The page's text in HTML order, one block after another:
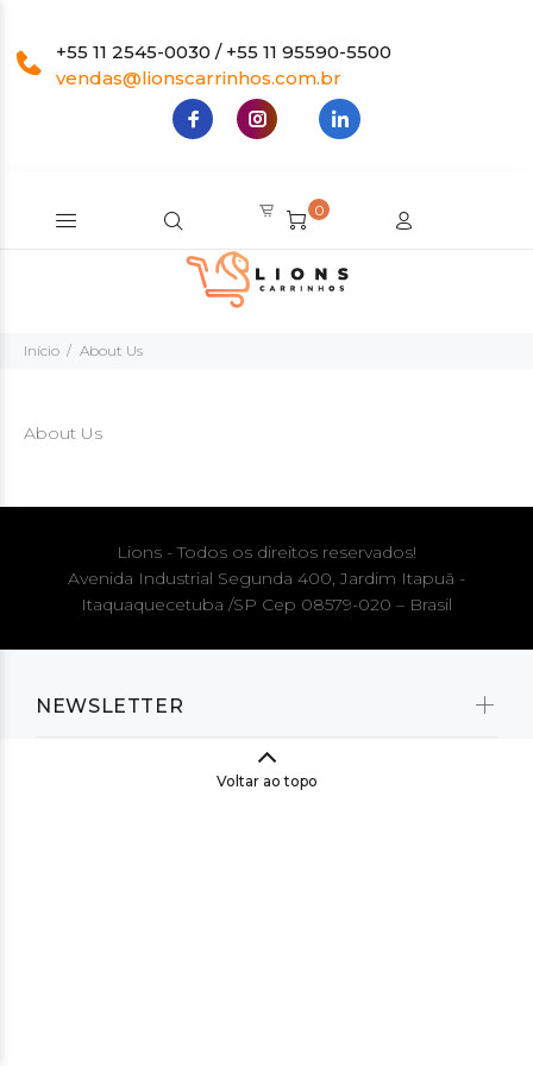
+55 11 2545-0030 / +55 11 95590-5500
vendas@lionscarrinhos.com.br
0
Início About Us
About Us
NEWSLETTER
Lions - Todos os direitos reservados!
Avenida Industrial Segunda 400, Jardim Itapuã -
Itaquaquecetuba /SP Cep 08579-020 – Brasil
Voltar ao topo